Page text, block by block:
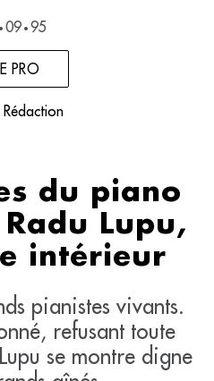
• 09 • 95
PRO
Rédaction
du piano
Lupu,
intérieur
pianistes vivants.
refusant toute
se montre digne